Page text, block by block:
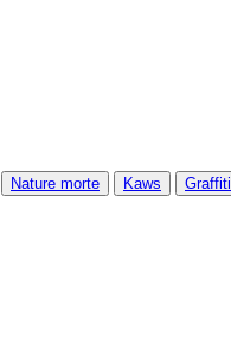
Nature morte Kaws Graffiti